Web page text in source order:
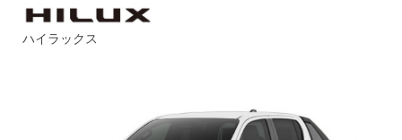
ハイラックス